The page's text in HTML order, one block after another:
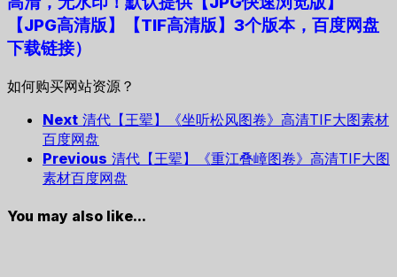
【JPG高清版】【TIF高清版】3个版本，百度网盘
下载链接）
如何购买网站资源？
Next 清代【王翚】《坐听松风图卷》高清TIF大图素材
百度网盘
Previous 清代【王翚】《重江叠嶂图卷》高清TIF大图
素材百度网盘
You may also like...